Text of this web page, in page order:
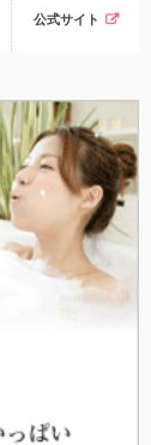
公式サイト